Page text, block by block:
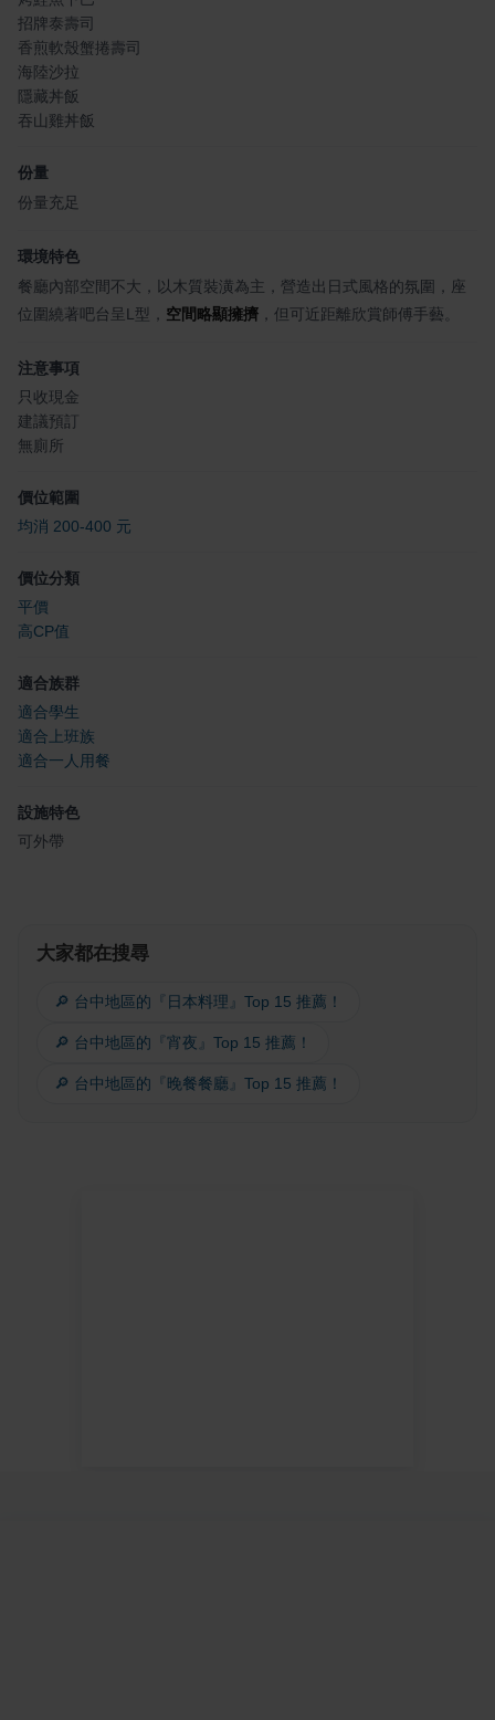
招牌泰壽司
香煎軟殼蟹捲壽司
海陸沙拉
隱藏丼飯
吞山雞丼飯
份量
份量充足
環境特色
餐廳內部空間不大，以木質裝潢為主，營造出日式風格的氛圍，座
位圍繞著吧台呈L型， 空間略顯擁擠 ，但可近距離欣賞師傅手藝。
注意事項
只收現金
建議預訂
無廁所
價位範圍
均消 200-400 元
價位分類
平價
高CP值
適合族群
適合學生
適合上班族
適合一人用餐
設施特色
可外帶
大家都在搜尋
🔎 台中地區的『日本料理』Top 15 推薦！
🔎 台中地區的『宵夜』Top 15 推薦！
🔎 台中地區的『晚餐餐廳』Top 15 推薦！